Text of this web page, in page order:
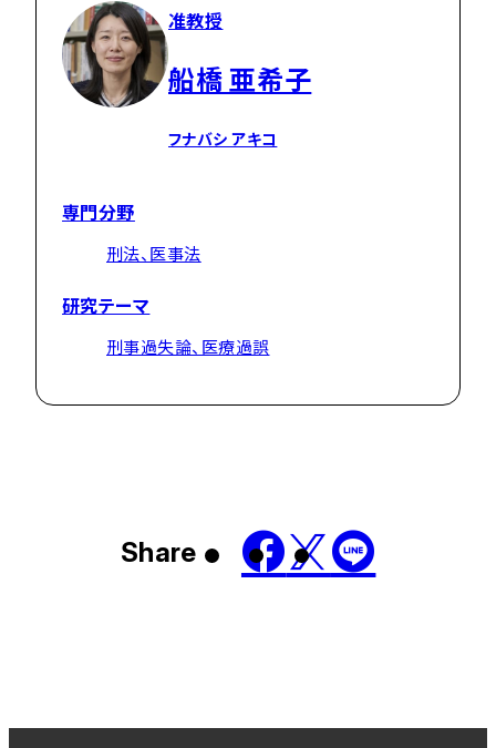
准教授
船橋 亜希子
フナバシ アキコ
専門分野
刑法、医事法
研究テーマ
刑事過失論、医療過誤
Share